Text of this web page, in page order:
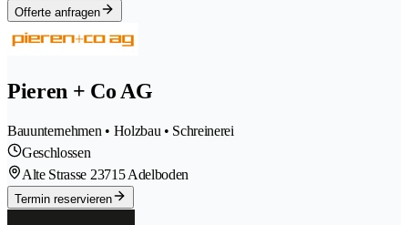
Offerte anfragen
Pieren + Co AG
Bauunternehmen • Holzbau • Schreinerei
Geschlossen
Alte Strasse 23715 Adelboden
Termin reservieren